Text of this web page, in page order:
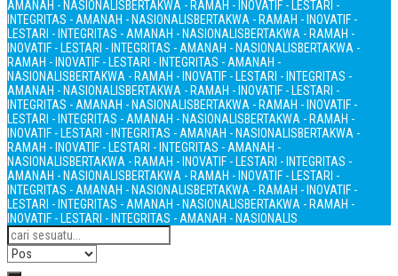
AMANAH - NASIONALISBERTAKWA - RAMAH - INOVATIF - LESTARI -
INTEGRITAS - AMANAH - NASIONALISBERTAKWA - RAMAH - INOVATIF -
LESTARI - INTEGRITAS - AMANAH - NASIONALISBERTAKWA - RAMAH -
INOVATIF - LESTARI - INTEGRITAS - AMANAH - NASIONALISBERTAKWA -
RAMAH - INOVATIF - LESTARI - INTEGRITAS - AMANAH -
NASIONALISBERTAKWA - RAMAH - INOVATIF - LESTARI - INTEGRITAS -
AMANAH - NASIONALISBERTAKWA - RAMAH - INOVATIF - LESTARI -
INTEGRITAS - AMANAH - NASIONALISBERTAKWA - RAMAH - INOVATIF -
LESTARI - INTEGRITAS - AMANAH - NASIONALISBERTAKWA - RAMAH -
INOVATIF - LESTARI - INTEGRITAS - AMANAH - NASIONALISBERTAKWA -
RAMAH - INOVATIF - LESTARI - INTEGRITAS - AMANAH -
NASIONALISBERTAKWA - RAMAH - INOVATIF - LESTARI - INTEGRITAS -
AMANAH - NASIONALISBERTAKWA - RAMAH - INOVATIF - LESTARI -
INTEGRITAS - AMANAH - NASIONALISBERTAKWA - RAMAH - INOVATIF -
LESTARI - INTEGRITAS - AMANAH - NASIONALISBERTAKWA - RAMAH -
INOVATIF - LESTARI - INTEGRITAS - AMANAH - NASIONALIS